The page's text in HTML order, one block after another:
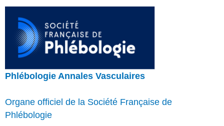
Phlébologie Annales Vasculaires
Organe officiel de la Société Française de
Phlébologie